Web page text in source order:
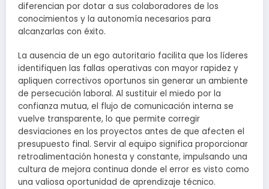
diferencian por dotar a sus colaboradores de los
conocimientos y la autonomía necesarios para
alcanzarlas con éxito.
La ausencia de un ego autoritario facilita que los líderes
identifiquen las fallas operativas con mayor rapidez y
apliquen correctivos oportunos sin generar un ambiente
de persecución laboral. Al sustituir el miedo por la
confianza mutua, el flujo de comunicación interna se
vuelve transparente, lo que permite corregir
desviaciones en los proyectos antes de que afecten el
presupuesto final. Servir al equipo significa proporcionar
retroalimentación honesta y constante, impulsando una
cultura de mejora continua donde el error es visto como
una valiosa oportunidad de aprendizaje técnico.